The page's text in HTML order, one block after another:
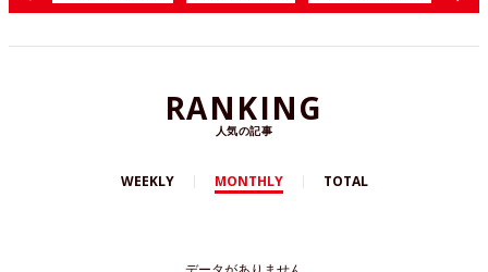
RANKING
人気の記事
WEEKLY MONTHLY TOTAL